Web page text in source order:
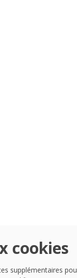
cookies
supplémentaires